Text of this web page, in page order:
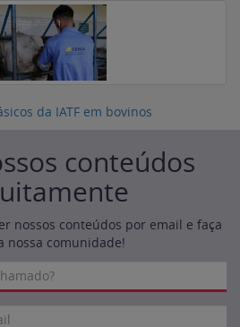
da IATF em bovinos
conteúdos
nossos conteúdos por email e faça
nossa comunidade!